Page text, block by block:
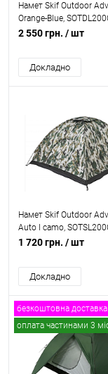
Намет Skif Outdoor
Orange-Blue,
2 550 грн. / шт
Докладно
Намет Skif Outdoor
Auto I camo,
1 720 грн. / шт
Докладно
безкоштовна доставка
оплата частинами 3